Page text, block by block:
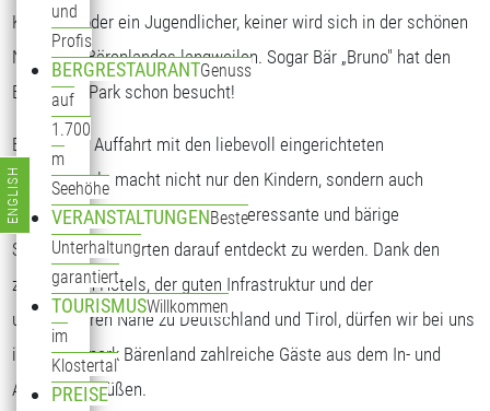
und
Profis
BERGRESTAURANTGenuss
auf
1.700
m
Seehöhe
VERANSTALTUNGENBeste
Unterhaltung
garantiert
TOURISMUSWillkommen
im
Klostertal
PREISE
Kleinkind oder ein Jugendlicher, keiner wird sich in der schönen
Natur des Bärenlandes langweilen. Sogar Bär „Bruno" hat den
Bärenland Park schon besucht!
Bereits die Auffahrt mit den liebevoll eingerichteten
Bärengondeln macht nicht nur den Kindern, sondern auch
Erwachsenen viel Spaß. Viele interessante und bärige
Spielstationen warten darauf entdeckt zu werden. Dank den
zahlreichen Hotels, der guten Infrastruktur und der
unmittelbaren Nähe zu Deutschland und Tirol, dürfen wir bei uns
im Freizeitpark Bärenland zahlreiche Gäste aus dem In- und
Ausland begrüßen.
Sprache auswählen
ENGLISH